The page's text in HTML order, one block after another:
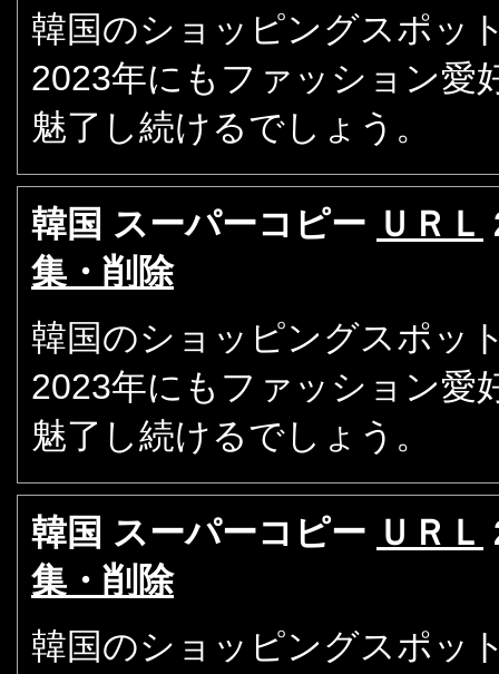
韓国のショッピングスポッ
2023年にもファッション愛
魅了し続けるでしょう。
韓国 スーパーコピー ＵＲＬ
集・削除
韓国のショッピングスポッ
2023年にもファッション愛
魅了し続けるでしょう。
韓国 スーパーコピー ＵＲＬ
集・削除
韓国のショッピングスポッ